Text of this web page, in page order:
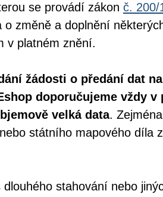
se provádí zákon č. 200/
o změně a doplnění
v platném znění.
žádosti o předání dat
doporučujeme vždy
velká data.
státního mapového díla
stahování nebo